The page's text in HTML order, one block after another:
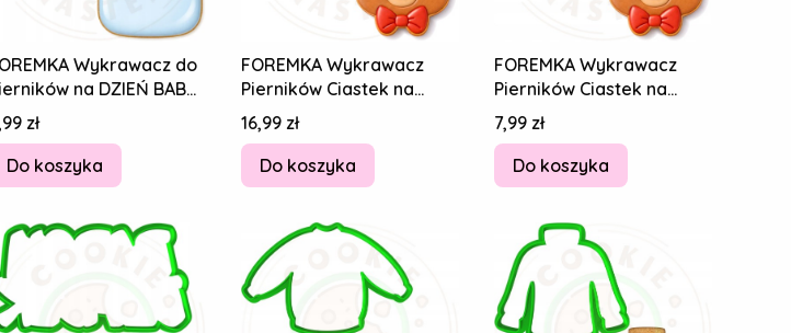
Wykrawacz do
na DZIEŃ BABCI
Przetwory SŁOIK
zł
Do koszyka
FOREMKA Wykrawacz
Pierników Ciastek na
DZIEŃ BABCI I DZIADKA
Misie Miś 10cm
Cena
16,99 zł
Do koszyka
FOREMKA Wykrawacz
Pierników Ciastek na
DZIEŃ BABCI I DZIADKA
Misie Miś 10cm
Cena
7,99 zł
Do koszyka